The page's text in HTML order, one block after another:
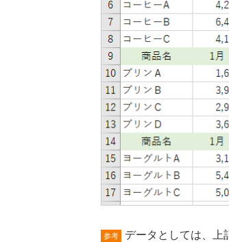
参考 データとしては、上